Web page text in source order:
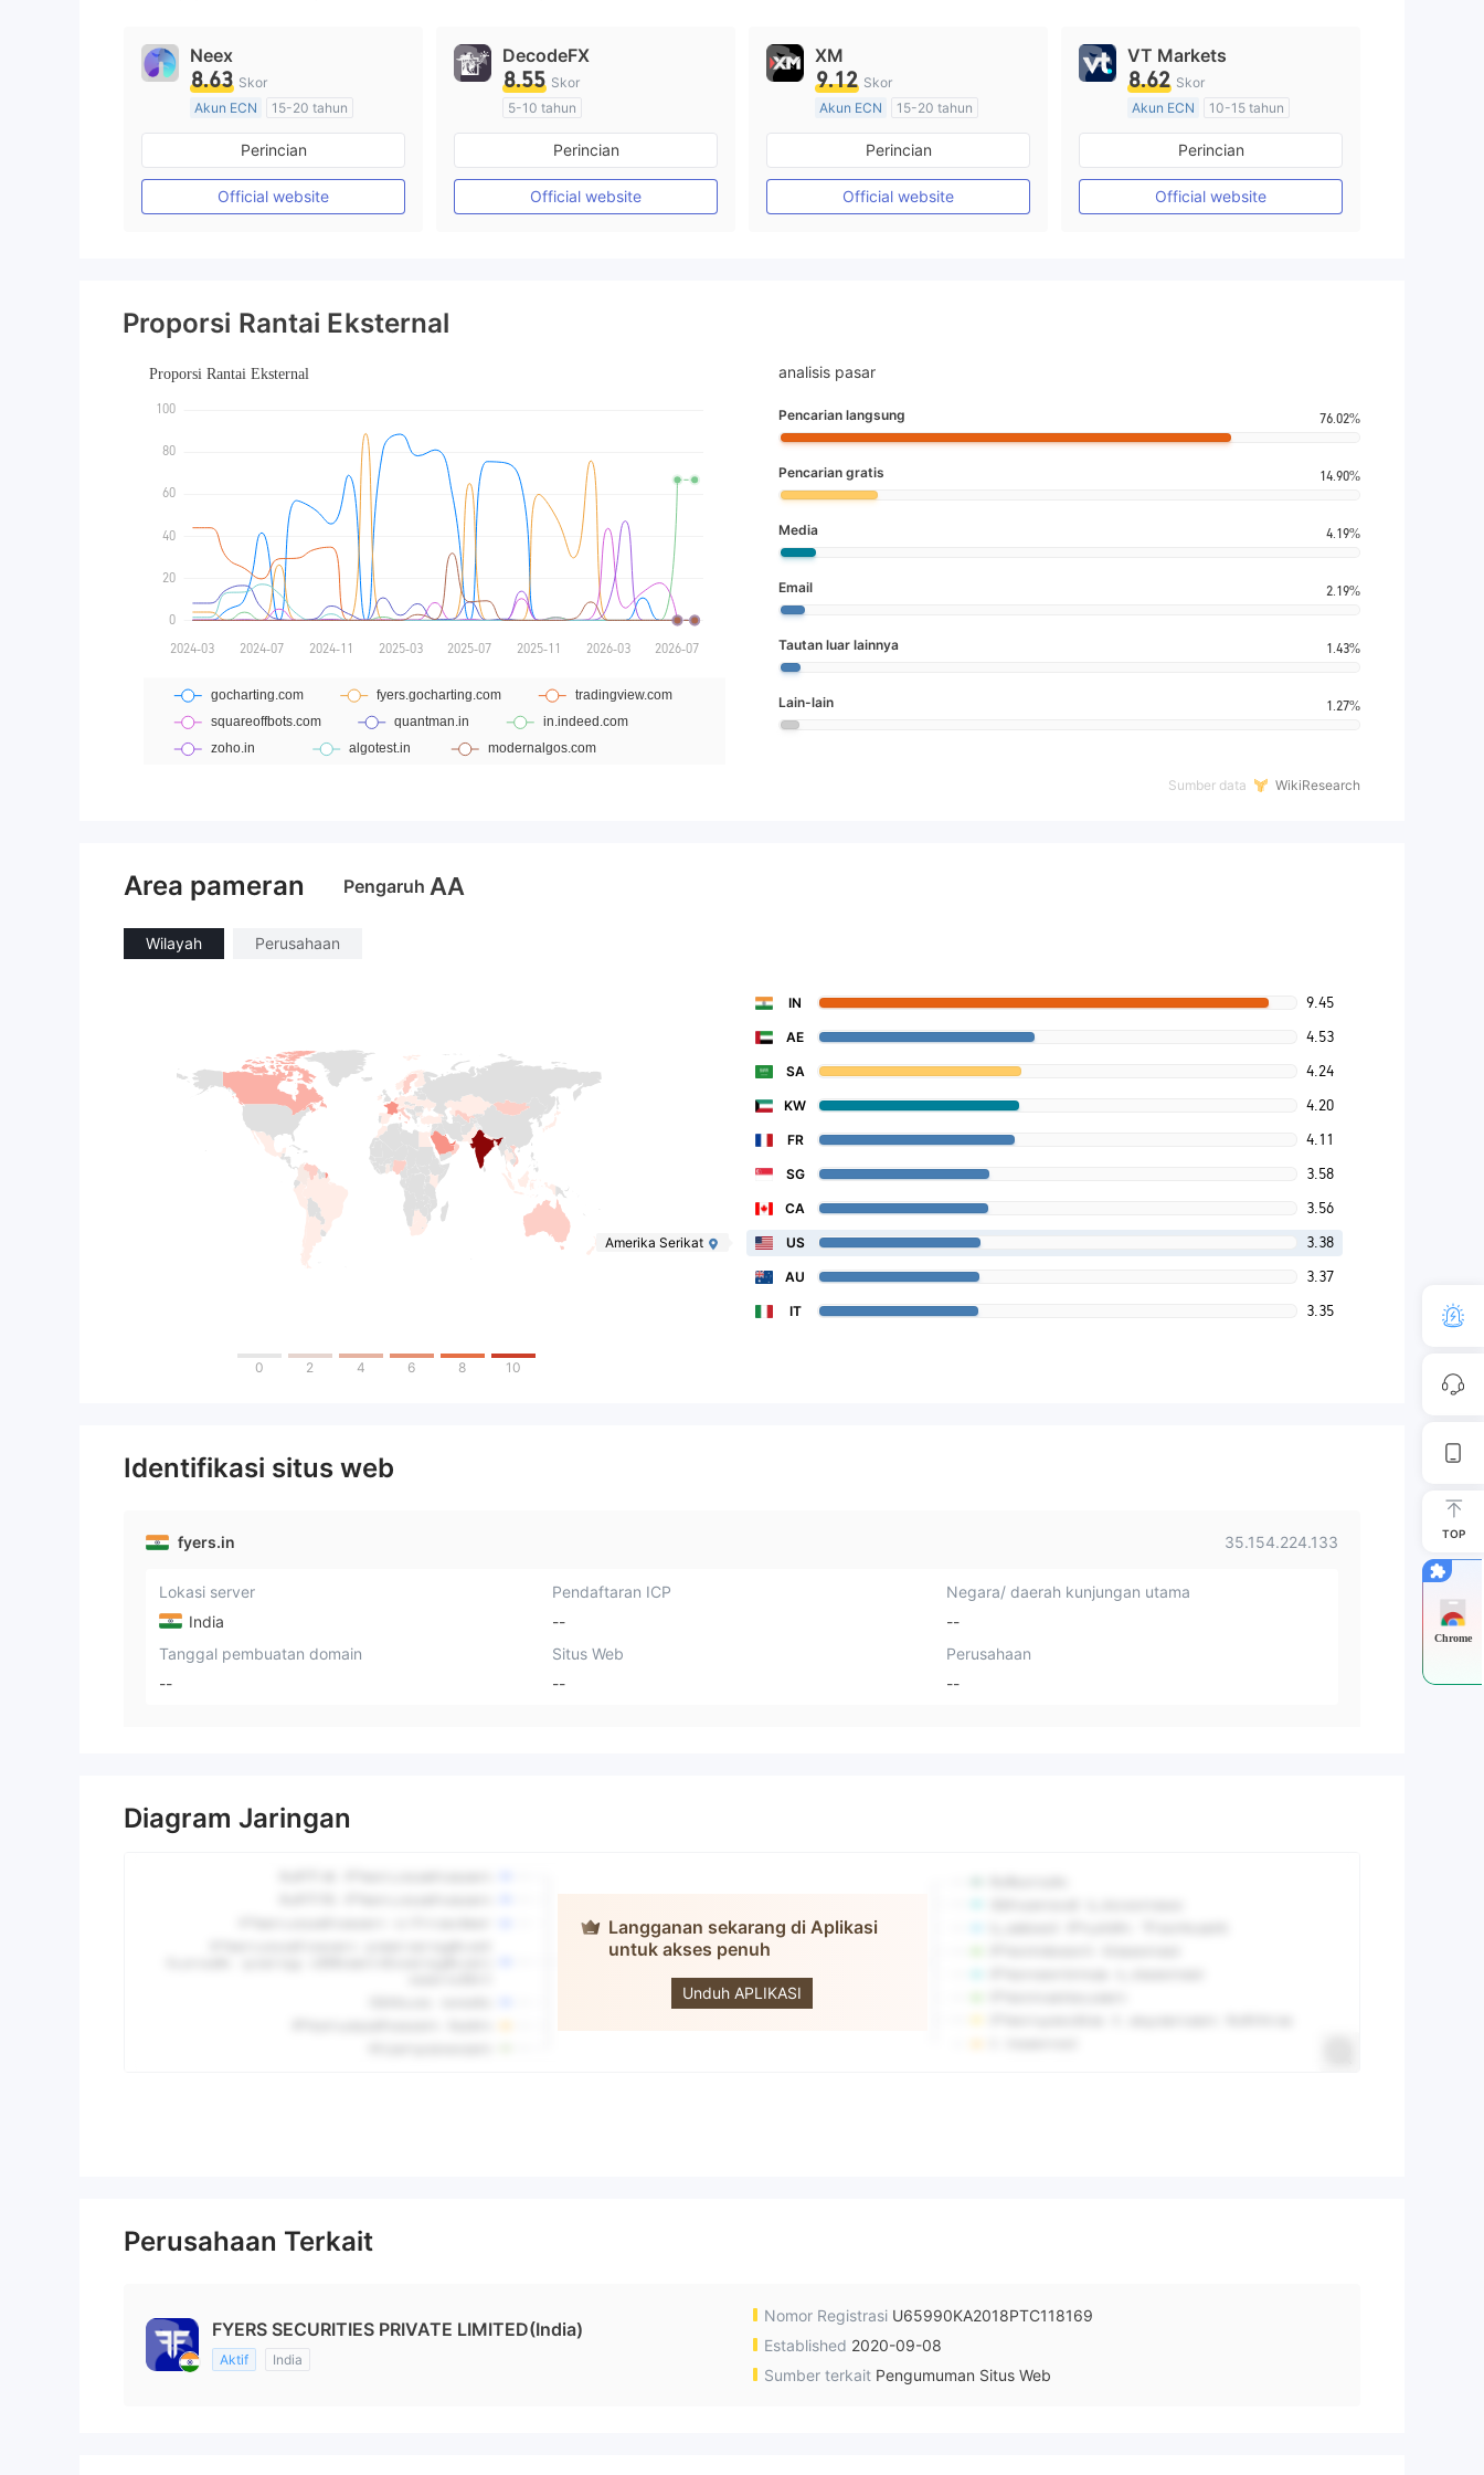
9
Neex
8.63 Skor
Akun ECN
15-20 tahun
Diatur di Australia
Market Maker (MM)
Lisensi Penuh MT4
Perincian
Official website
DecodeFX
8.55 Skor
5-10 tahun
Diatur di Australia
Market Maker (MM)
Lisensi Penuh MT4
Perincian
Official website
XM
9.12 Skor
Akun ECN
15-20 tahun
Diatur di Australia
Market Maker (MM)
Lisensi Penuh MT4
Perincian
Official website
VT Markets
8.62 Skor
Akun ECN
10-15 tahun
Diatur di Australia
Market Maker (MM)
Lisensi Penuh MT4
Perincian
Official website
Proporsi Rantai Eksternal
analisis pasar
Pencarian langsung 76.02%
Pencarian gratis 14.90%
Media 4.19%
Email 2.19%
Tautan luar lainnya 1.43%
Lain-lain 1.27%
Sumber data WikiResearch
Area pameran Pengaruh AA
Wilayah Perusahaan
0 2 4 6 8 10
IN 9.45
AE 4.53
SA 4.24
KW 4.20
FR 4.11
SG 3.58
CA 3.56
Amerika Serikat US 3.38
AU 3.37
IT 3.35
Identifikasi situs web
fyers.in 35.154.224.133
Lokasi server
India
Pendaftaran ICP
--
Negara/ daerah kunjungan utama
--
Tanggal pembuatan domain
--
Situs Web
--
Perusahaan
--
Diagram Jaringan
Langganan sekarang di Aplikasi
untuk akses penuh
Unduh APLIKASI
Fyers
Perusahaan Terkait
FYERS SECURITIES PRIVATE LIMITED(India)
Aktif India
Nomor Registrasi U65990KA2018PTC118169
Established 2020-09-08
Sumber terkait Pengumuman Situs Web
TOP
Chrome